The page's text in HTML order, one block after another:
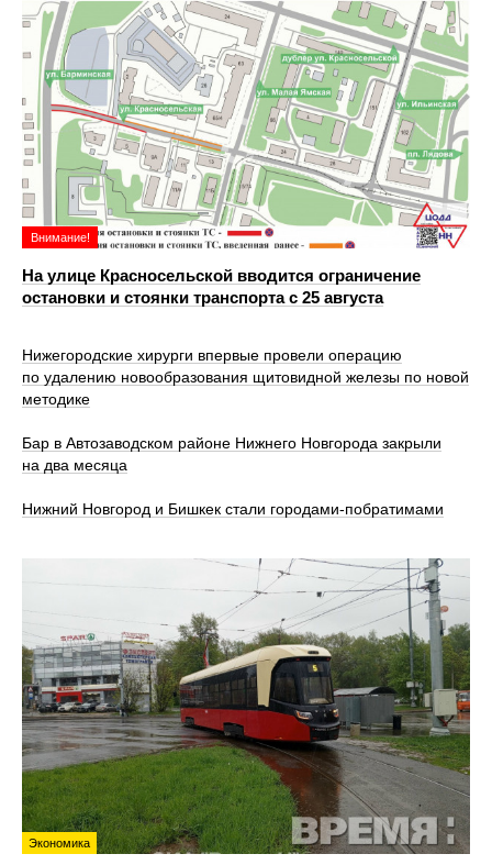
Внимание!
На улице Красносельской вводится ограничение
остановки и стоянки транспорта с 25 августа
Нижегородские хирурги впервые провели операцию
по удалению новообразования щитовидной железы по новой
методике
Бар в Автозаводском районе Нижнего Новгорода закрыли
на два месяца
Нижний Новгород и Бишкек стали городами-побратимами
Экономика